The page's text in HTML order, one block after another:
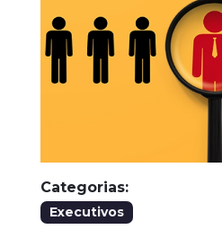
Categorias:
Executivos